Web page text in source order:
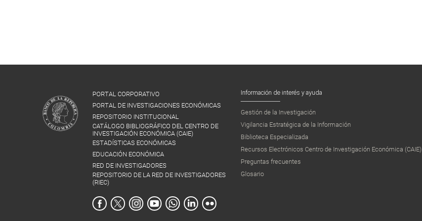
PORTAL CORPORATIVO
PORTAL DE INVESTIGACIONES ECONÓMICAS
REPOSITORIO INSTITUCIONAL
CATÁLOGO BIBLIOGRÁFICO DEL CENTRO DE
INVESTIGACIÓN ECONÓMICA (CAIE)
ESTADÍSTICAS ECONÓMICAS
EDUCACIÓN ECONÓMICA
RED DE INVESTIGADORES
REPOSITORIO DE LA RED DE INVESTIGADORES
(RIEC)
Información de interés y ayuda
Gestión de la Investigación
Vigilancia Estratégica de la Información
Biblioteca Especializada
Recursos Electrónicos Centro de Investigación Económica (CAIE)
Preguntas frecuentes
Glosario